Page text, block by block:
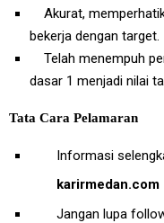
Akurat,
bekerja dengan target.
Telah menempuh
dasar 1 menjadi nilai
Tata Cara Pelamaran
Informasi
karirmedan.com
Jangan lupa